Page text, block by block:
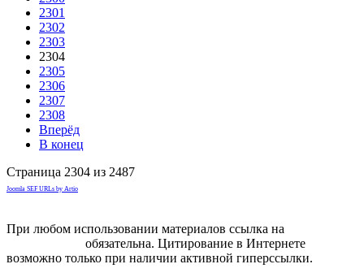
2301
2302
2303
2304
2305
2306
2307
2308
Вперёд
В конец
Страница 2304 из 2487
Joomla SEF URLs by Artio
При любом использовании материалов ссылка на
обязательна. Цитирование в Интернете
возможно только при наличии активной гиперссылки.